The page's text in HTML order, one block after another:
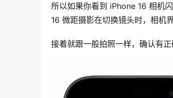
所以如果你看到 iPhone 16 相机
16 微距摄影在切换镜头时，相机
接着就跟一般拍照一样，确认有